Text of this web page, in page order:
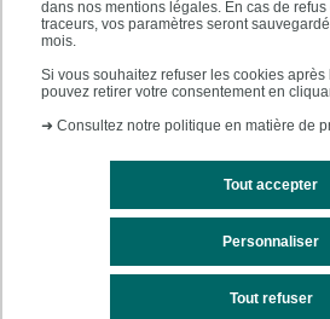
dans nos mentions légales. En cas de
traceurs, vos paramètres seront
mois.
Si vous souhaitez refuser les cookies
pouvez retirer votre consentement en
➜ Consultez notre politique en matière de
Tout accepter
Tout refuser
Personnaliser
Mentions légales Plan du